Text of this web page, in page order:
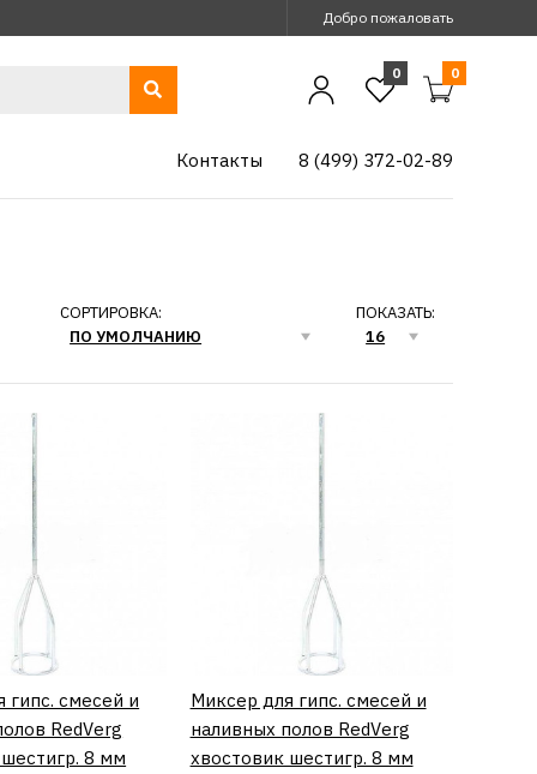
Добро пожаловать
0 0
8 (499) 372-02-89
Контакты
СОРТИРОВКА: ПОКАЗАТЬ:
гипс. смесей и
RedVerg
М14 100Х600
КУПИТЬ
КУПИТЬ
гипс. смесей и
RedVerg
8 мм
КУПИТЬ
Миксер для гипс. смесей и
наливных полов RedVerg
хвостовик шестигр. 8 мм